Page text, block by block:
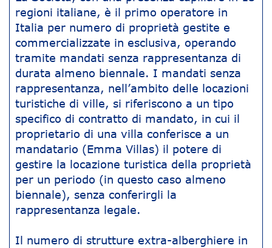
regioni italiane, è il primo operatore in
Italia per numero di proprietà gestite e
commercializzate in esclusiva, operando
tramite mandati senza rappresentanza di
durata almeno biennale. I mandati senza
rappresentanza, nell’ambito delle locazioni
turistiche di ville, si riferiscono a un tipo
specifico di contratto di mandato, in cui il
proprietario di una villa conferisce a un
mandatario (Emma Villas) il potere di
gestire la locazione turistica della proprietà
per un periodo (in questo caso almeno
biennale), senza conferirgli la
rappresentanza legale.
Il numero di strutture extra-alberghiere in